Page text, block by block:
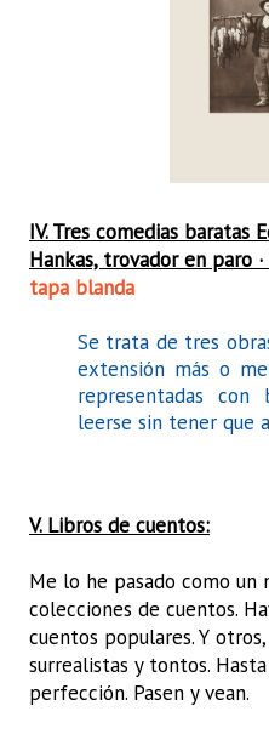
IV. Tres comedias baratas
Hankas, trovador en paro
tapa blanda
Se trata de tres
extensión más o
representadas con
leerse sin tener que
V. Libros de cuentos:
Me lo he pasado como un
colecciones de cuentos.
cuentos populares. Y
surrealistas y tontos.
perfección. Pasen y vean.